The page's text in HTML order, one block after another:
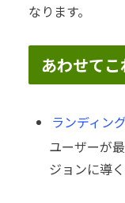
なります。
あわせてこ
ランディン
ユーザーが
ジョンに導